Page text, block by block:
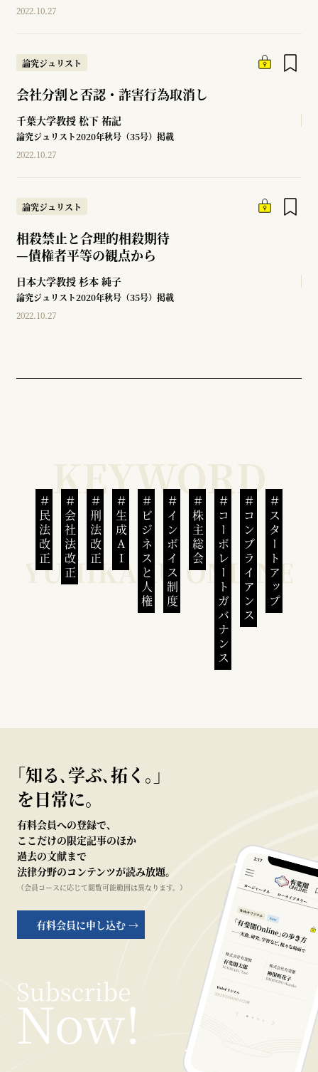
2022.10.27
論究ジュリスト
会社分割と否認・詐害行為取消し
千葉大学教授 松下 祐記
論究ジュリスト2020年秋号（35号）掲載
2022.10.27
論究ジュリスト
相殺禁止と合理的相殺期待
—債権者平等の観点から
日本大学教授 杉本 純子
論究ジュリスト2020年秋号（35号）掲載
2022.10.27
民法改正 会社法改正 刑法改正 生成AI ビジネスと人権インボイス制度 株主総会 コーポレートガバナンスコンプライアンススタートアップ
｢知る､学ぶ､拓く｡｣
を日常に。
有料会員への登録で、
ここだけの限定記事のほか
過去の文献まで
法律分野のコンテンツが読み放題。
（会員コースに応じて閲覧可能範囲は異なります。）
有料会員に申し込む →